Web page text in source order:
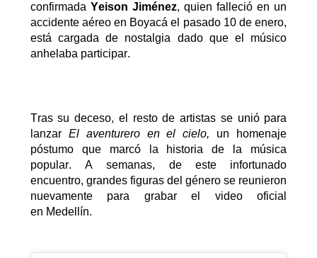
confirmada Yeison Jiménez, quien falleció en un
accidente aéreo en Boyacá el pasado 10 de enero,
está cargada de nostalgia dado que el músico
anhelaba participar.
Tras su deceso, el resto deartistas se unió para
lanzar El aventurero en el cielo, un homenaje
póstumo que marcó la historia de la música
popular. A semanas, de este infortunado
encuentro, grandes figuras del género se reunieron
nuevamente para grabar el video oficial
en Medellín.